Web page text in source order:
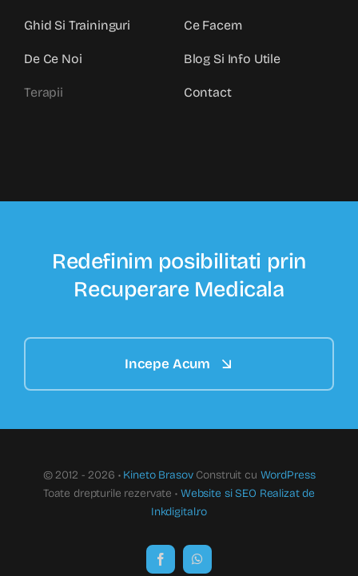
Ghid Si Traininguri
De Ce Noi
Terapii
Ce Facem
Blog Si Info Utile
Contact
Redefinim posibilitati prin
Recuperare Medicala
Incepe Acum
© 2012 - 2026 • Kineto BrasovConstruit cu WordPress
Toate drepturile rezervate • Website si SEO Realizat de
Inkdigital.ro